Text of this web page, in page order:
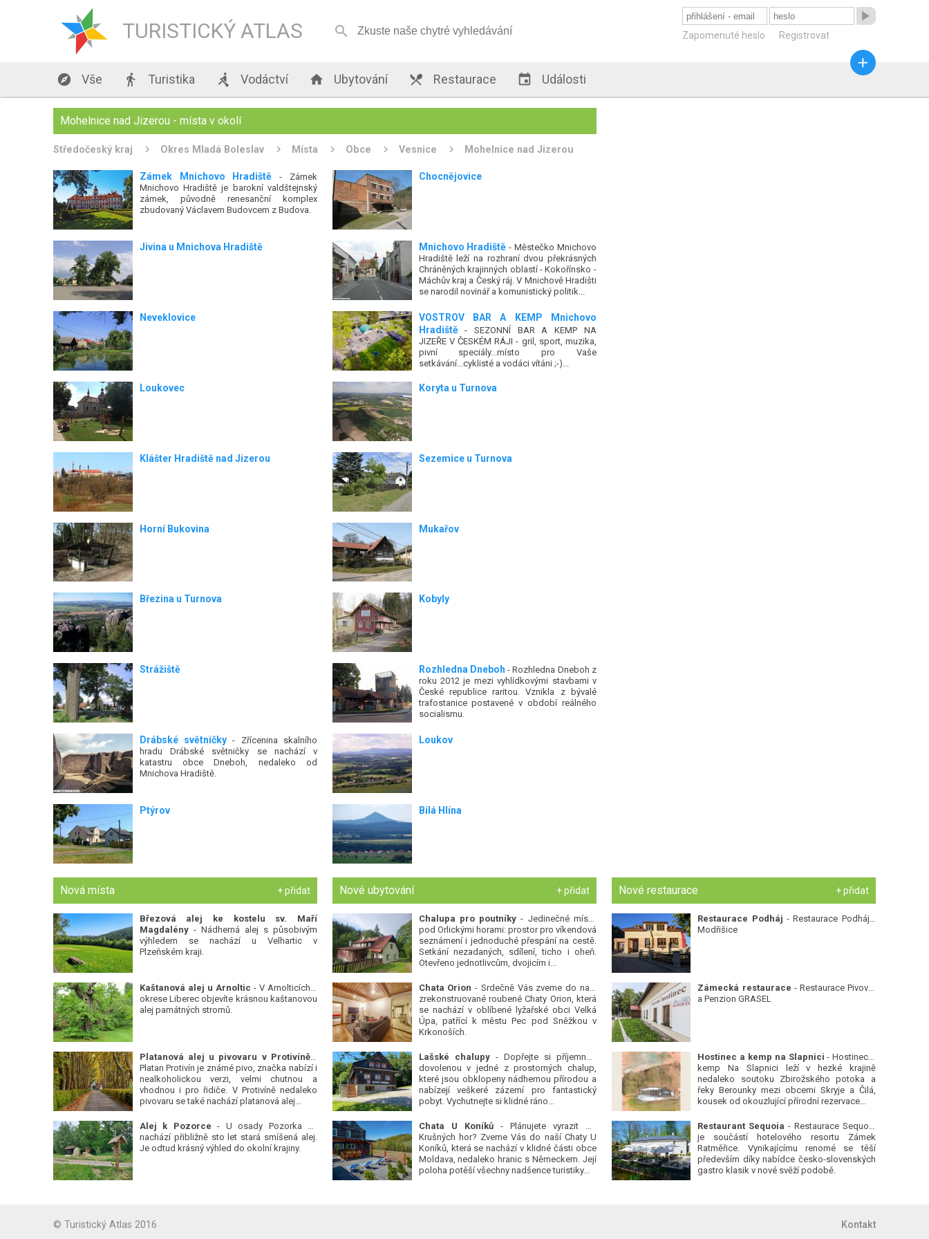
TURISTICKÝ ATLAS 

Zapomenuté heslo Registrovat
 Vše  Turistika  Vodáctví  Ubytování  Restaurace  Události

Mohelnice nad Jizerou - místa v okolí
Středočeský kraj Okres Mladá Boleslav Místa Obce Vesnice Mohelnice nad Jizerou
Chocnějovice
Zámek Mnichovo Hradiště - Zámek
Mnichovo Hradiště je barokní valdštejnský
zámek, původně renesanční komplex
zbudovaný Václavem Budovcem z Budova.
Mnichovo Hradiště - Městečko Mnichovo
Hradiště leží na rozhraní dvou překrásných
Chráněných krajinných oblastí - Kokořínsko -
Máchův kraj a Český ráj. V Mnichově Hradišti
se narodil novinář a komunistický politik...
Jivina u Mnichova Hradiště
VOSTROV BAR A KEMP Mnichovo
Hradiště- SEZONNÍ BAR A KEMP NA
JIZEŘE V ČESKÉM RÁJI - gril, sport, muzika,
pivní speciály...místo pro Vaše
setkávání...cyklisté a vodáci vítáni ;-)...
Neveklovice
Koryta u Turnova
Loukovec
Sezemice u Turnova
Klášter Hradiště nad Jizerou
Mukařov
Horní Bukovina
Kobyly
Březina u Turnova
Rozhledna Dneboh - Rozhledna Dneboh z
roku 2012 je mezi vyhlídkovými stavbami v
České republice raritou. Vznikla z bývalé
trafostanice postavené v období reálného
socialismu.
Strážiště
Loukov
Drábské světničky - Zřícenina skalního
hradu Drábské světničky se nachází v
katastru obce Dneboh, nedaleko od
Mnichova Hradiště.
Bílá Hlína
Ptýrov
Nová místa + přidat
Březová alej ke kostelu sv. Maří
Magdalény- Nádherná alej s působivým
výhledem se nachází u Velhartic v
Plzeňském kraji.
Kaštanová alej u Arnoltic - V Arnolticích v
okrese Liberec objevíte krásnou kaštanovou
alej památných stromů.
Platanová alej u pivovaru v Protivíně-
Platan Protivín je známé pivo, značka nabízí i
nealkoholickou verzi, velmi chutnou a
vhodnou i pro řidiče. V Protivíně nedaleko
pivovaru se také nachází platanová alej...
Alej k Pozorce - U osady Pozorka se
nachází přibližně sto let stará smíšená alej.
Je odtud krásný výhled do okolní krajiny.
Nové ubytování + přidat
Chalupa pro poutníky - Jedinečné místo
pod Orlickými horami: prostor pro víkendová
seznámení i jednoduché přespání na cestě.
Setkání nezadaných, sdílení, ticho i oheň.
Otevřeno jednotlivcům, dvojicím i...
Chata Orion - Srdečně Vás zveme do naší
zrekonstruované roubené Chaty Orion, která
se nachází v oblíbené lyžařské obci Velká
Úpa, patřící k městu Pec pod Sněžkou v
Krkonoších.
Lašské chalupy- Dopřejte si příjemnou
dovolenou v jedné z prostorných chalup,
které jsou obklopeny nádhernou přírodou a
nabízejí veškeré zázemí pro fantastický
pobyt. Vychutnejte si klidné ráno...
Chata U Koníků- Plánujete vyrazit do
Krušných hor? Zveme Vás do naší Chaty U
Koníků, která se nachází v klidné části obce
Moldava, nedaleko hranic s Německem. Její
poloha potěší všechny nadšence turistiky...
Nové restaurace + přidat
Restaurace Podháj - Restaurace Podháj -
Modřišice
Zámecká restaurace - Restaurace Pivovar
a Penzion GRASEL
Hostinec a kemp na Slapnici - Hostinec a
kemp Na Slapnici leží v hezké krajině
nedaleko soutoku Zbirožského potoka a
řeky Berounky mezi obcemi Skryje a Čilá,
kousek od okouzlující přírodní rezervace...
Restaurant Sequoia - Restaurace Sequoia
je součástí hotelového resortu Zámek
Ratměřice. Vynikajícímu renomé se těší
především díky nabídce česko-slovenských
gastro klasik v nové svěží podobě.
© Turistický Atlas 2016 Kontakt